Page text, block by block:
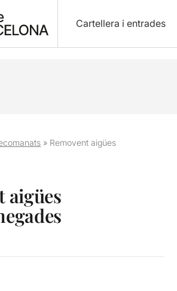
Cartellera i entrades
» Removent aigües
aigües